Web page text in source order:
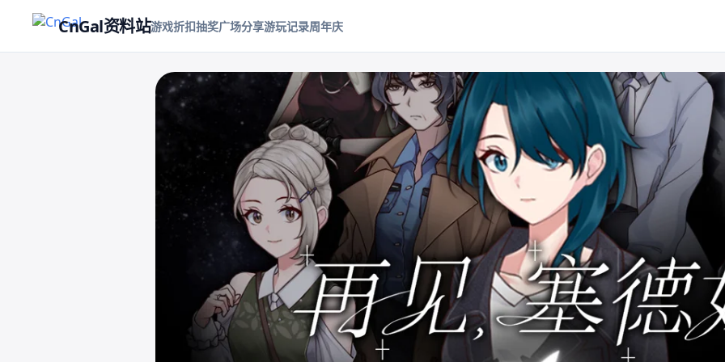
CnGal资料站游戏折扣抽奖广场分享游玩记录周年庆